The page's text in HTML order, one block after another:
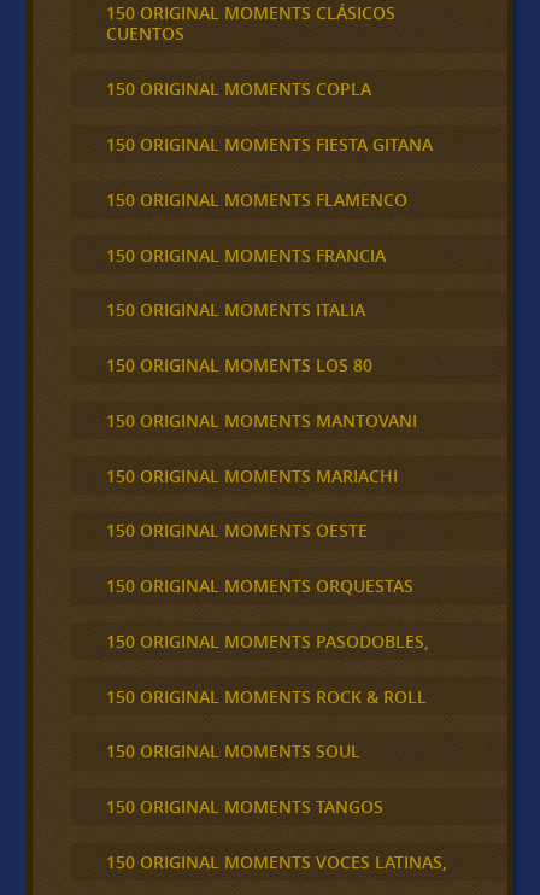
150 ORIGINAL MOMENTS CLÁSICOS
CUENTOS
150 ORIGINAL MOMENTS COPLA
150 ORIGINAL MOMENTS FIESTA GITANA
150 ORIGINAL MOMENTS FLAMENCO
150 ORIGINAL MOMENTS FRANCIA
150 ORIGINAL MOMENTS ITALIA
150 ORIGINAL MOMENTS LOS 80
150 ORIGINAL MOMENTS MANTOVANI
150 ORIGINAL MOMENTS MARIACHI
150 ORIGINAL MOMENTS OESTE
150 ORIGINAL MOMENTS ORQUESTAS
150 ORIGINAL MOMENTS PASODOBLES,
150 ORIGINAL MOMENTS ROCK & ROLL
150 ORIGINAL MOMENTS SOUL
150 ORIGINAL MOMENTS TANGOS
150 ORIGINAL MOMENTS VOCES LATINAS,